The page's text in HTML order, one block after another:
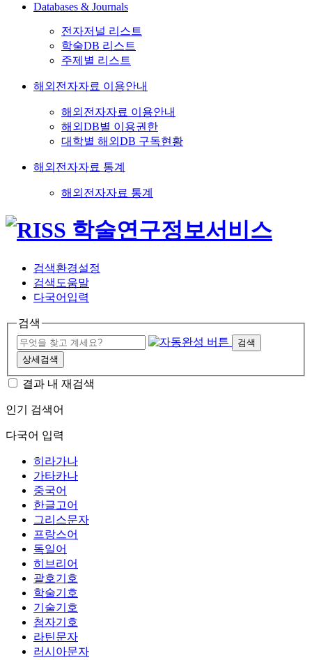
Databases & Journals
전자저널 리스트
학술DB 리스트
주제별 리스트
해외전자자료 이용안내
해외전자자료 이용안내
해외DB별 이용권한
대학별 해외DB 구독현황
해외전자자료 통계
해외전자자료 통계
검색환경설정
검색도움말
다국어입력
검색
검색
상세검색
결과 내 재검색
인기 검색어
다국어 입력
히라가나
가타카나
중국어
한글고어
그리스문자
프랑스어
독일어
히브리어
괄호기호
학술기호
기술기호
첨자기호
라틴문자
러시아문자